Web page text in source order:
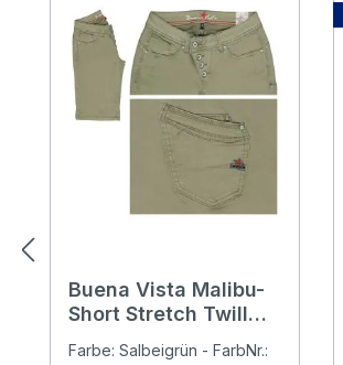
Buena Vista Malibu-
Short Stretch Twill
Farbe: Salbeigrün - FarbNr.: